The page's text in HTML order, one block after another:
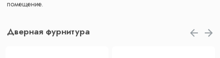
помещение.
Дверная фурнитура